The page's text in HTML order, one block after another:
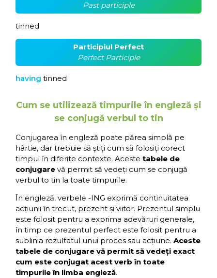
Past participle
tinned
Participiul Perfect
Perfect Participle
having tinned
Cum se utilizează timpurile în engleză și
se conjugă verbul to tin
Conjugarea în engleză poate părea simplă pe
hârtie, dar trebuie să știți cum să folosiți corect
timpul în diferite contexte. Aceste tabele de
conjugare vă permit să vedeți cum se conjugă
verbul to tin la toate timpurile.
În engleză, verbele -ING exprimă continuitatea
acțiunii în trecut, prezent și viitor. Prezentul simplu
este folosit pentru a exprima adevăruri generale,
în timp ce prezentul perfect este folosit pentru a
sublinia rezultatul unui proces sau acțiune. Aceste
tabele de conjugare vă permit să vedeți exact
cum este conjugat acest verb în toate
timpurile în limba engleză.